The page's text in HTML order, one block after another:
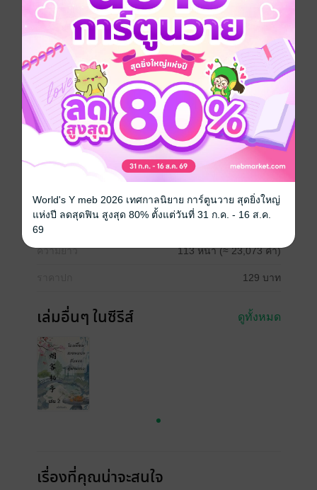
สายหมอกลอยผ่านยอดไผ่
เสียงพิณคลอในเงาจันทร์
บทกวีร้อยฝันค้าง
ฝากไว้ในโรงเตี๊ยมสายหมอก
จีนโบราณ สำนวน ดรามา โรแมนติก
ย้อนยุค/พีเรียด
ซีรีส์ โรงเตี๊ยมสายหมอกกับแขกผู้ผ่านทาง
ประเภทไฟล์ pdf, epub(สารบัญ)
วันที่วางขาย
ความยาว 113 หน้า (≈ 23,073 คำ)
129 บาท
เล่มอื่นๆ ในซีรีส์ ดูทั้งหมด
เรื่องที่คุณน่าจะสนใจ
World's Y meb 2026 เทศกาลนิยาย การ์ตูนวาย สุดยิ่งใหญ่
แห่งปี ลดสุดฟิน สูงสุด 80% ตั้งแต่วันที่ 31 ก.ค. - 16 ส.ค.
69